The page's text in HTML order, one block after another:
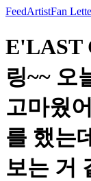
FeedArtistFan
E'LAST
링~~ 오
고마웠
를 했는
보는 거